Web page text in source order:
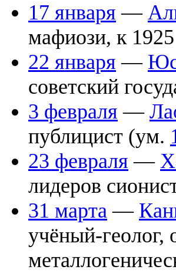
17 января —
мафиози, к
22 января —
советский
3 февраля —
публицист (ум.
23 февраля —
лидеров
31 марта —
учёный-геолог,